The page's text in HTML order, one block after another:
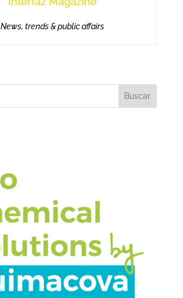
News, trends & public affairs
Buscar